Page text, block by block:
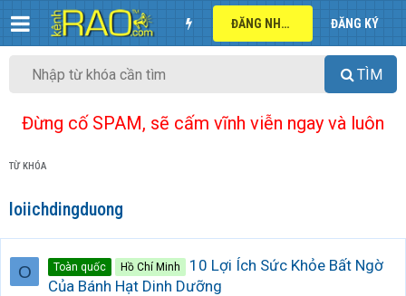
ĐĂNG NHẬP ĐĂNG KÝ
TÌM
Đừng cố SPAM, sẽ cấm vĩnh viễn ngay và luôn
TỪ KHÓA
loiichdingduong
O Toàn quốc Hồ Chí Minh
10 Lợi Ích Sức Khỏe Bất Ngờ
Của Bánh Hạt Dinh Dưỡng